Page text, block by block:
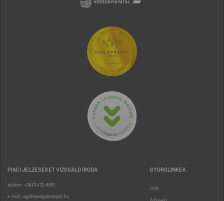
PIACI JELZÉSEKET VIZSGÁLÓ IRODA
telefon: +36 (1) 472-8851
e-mail: ugyfelszolgalat@gvh.hu
GYORSLINKEK
GVH